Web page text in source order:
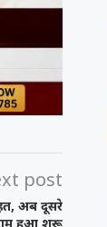
post
अब दूसरे
हुआ शुरू